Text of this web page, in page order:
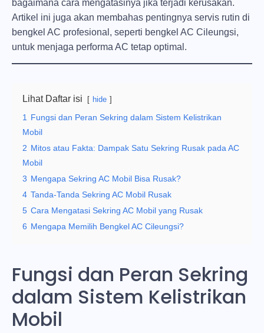
bagaimana cara mengatasinya jika terjadi kerusakan.
Artikel ini juga akan membahas pentingnya servis rutin di
bengkel AC profesional, seperti bengkel AC Cileungsi,
untuk menjaga performa AC tetap optimal.
Lihat Daftar isi hide
1
Fungsi dan Peran Sekring dalam Sistem Kelistrikan
Mobil
2 Mitos atau Fakta: Dampak Satu Sekring Rusak pada AC
Mobil
3 Mengapa Sekring AC Mobil Bisa Rusak?
4 Tanda-Tanda Sekring AC Mobil Rusak
5 Cara Mengatasi Sekring AC Mobil yang Rusak
6 Mengapa Memilih Bengkel AC Cileungsi?
Fungsi dan Peran Sekring
dalam Sistem Kelistrikan
Mobil